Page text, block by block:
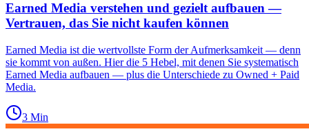
Earned Media verstehen und gezielt aufbauen —
Vertrauen, das Sie nicht kaufen können
Earned Media ist die wertvollste Form der Aufmerksamkeit — denn
sie kommt von außen. Hier die 5 Hebel, mit denen Sie systematisch
Earned Media aufbauen — plus die Unterschiede zu Owned + Paid
Media.
3 Min